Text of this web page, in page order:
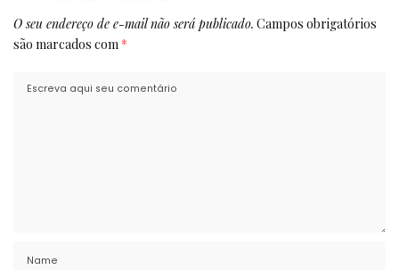
O seu endereço de e-mail não será publicado. Campos obrigatórios
são marcados com *